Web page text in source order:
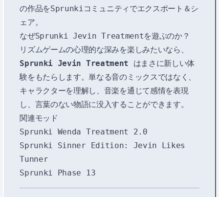
の作品をSprunkiコミュニティでエクスポート＆シ
ェア。
なぜSprunki Jevin Treatmentを遊ぶのか？
リズムゲームの心理的な深みを楽しみたいなら、
Sprunki Jevin Treatment はまさに新しい体
験をもたらします。単なる音のミックスではなく、
キャラクターを理解し、音楽を通じて感情を表現
し、言葉のない物語に没入することができます。
関連モッド
Sprunki Wenda Treatment 2.0
Sprunki Sinner Edition: Jevin Likes
Tunner
Sprunki Phase 13